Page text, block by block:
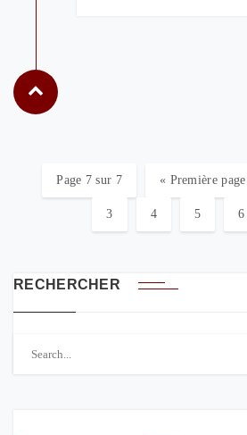
Page 7 sur 7 « Première page
3 4 5 6
RECHERCHER